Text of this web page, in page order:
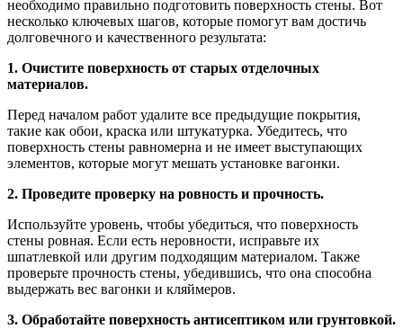
необходимо правильно подготовить поверхность стены. Вот
несколько ключевых шагов, которые помогут вам достичь
долговечного и качественного результата:
1. Очистите поверхность от старых отделочных
материалов.
Перед началом работ удалите все предыдущие покрытия,
такие как обои, краска или штукатурка. Убедитесь, что
поверхность стены равномерна и не имеет выступающих
элементов, которые могут мешать установке вагонки.
2. Проведите проверку на ровность и прочность.
Используйте уровень, чтобы убедиться, что поверхность
стены ровная. Если есть неровности, исправьте их
шпатлевкой или другим подходящим материалом. Также
проверьте прочность стены, убедившись, что она способна
выдержать вес вагонки и кляймеров.
3. Обработайте поверхность антисептиком или грунтовкой.